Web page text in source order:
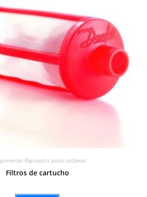
Repuestos para calderas
Filtros de cartucho